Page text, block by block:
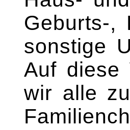
Geburts-,
sonstige
Auf diese
wir alle